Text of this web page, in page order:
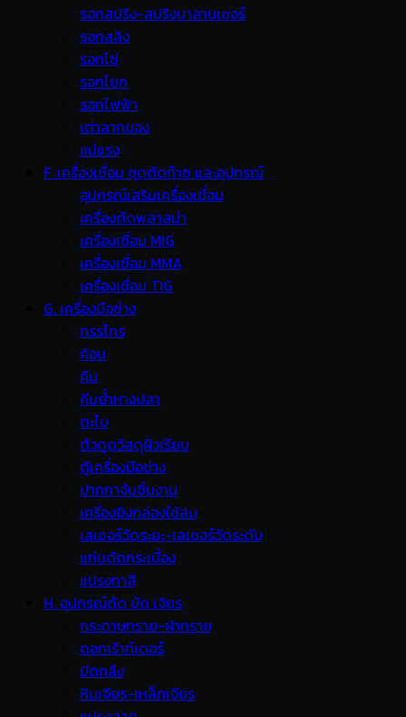
รอกสปริง-สปริงบาลานเซอร์
รอกสลิง
รอกโซ่
รอกโยก
รอกไฟฟ้า
เต่าลากของ
แม่แรง
F. เครื่องเชื่อม ชุดตัดก๊าซ และอุปกรณ์
อุปกรณ์เสริมเครื่องเชื่อม
เครื่องตัดพลาสม่า
เครื่องเชื่อม MIG
เครื่องเชื่อม MMA
เครื่องเชื่อม TIG
G. เครื่องมือช่าง
กรรไกร
ค้อน
คีม
คีมย้ำหางปลา
ตะไบ
ตัวดูดวัสดุผิวเรียบ
ตู้เครื่องมือช่าง
ปากกาจับชิ้นงาน
เครื่องยิงกล่องใช้ลม
เลเซอร์วัดระยะ-เลเซอร์วัดระดับ
แท่นตัดกระเบื้อง
แปรงทาสี
H. อุปกรณ์ตัด ขัด เจียร
กระดาษทราย-ผ้าทราย
ดอกเร้าท์เตอร์
มีดกลึง
หินเจียร-เหล็กเจียร